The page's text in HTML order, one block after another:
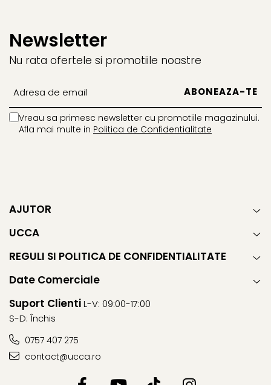
Newsletter
Nu rata ofertele si promotiile noastre
Vreau sa primesc newsletter cu promotiile magazinului.
Afla mai multe in Politica de Confidentialitate
AJUTOR
UCCA
REGULI SI POLITICA DE CONFIDENTIALITATE
Date Comerciale
Suport ClientiL-V: 09:00-17:00
S-D: Închis
0757 407 275
contact@ucca.ro